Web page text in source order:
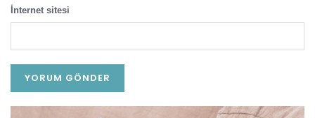
İnternet sitesi